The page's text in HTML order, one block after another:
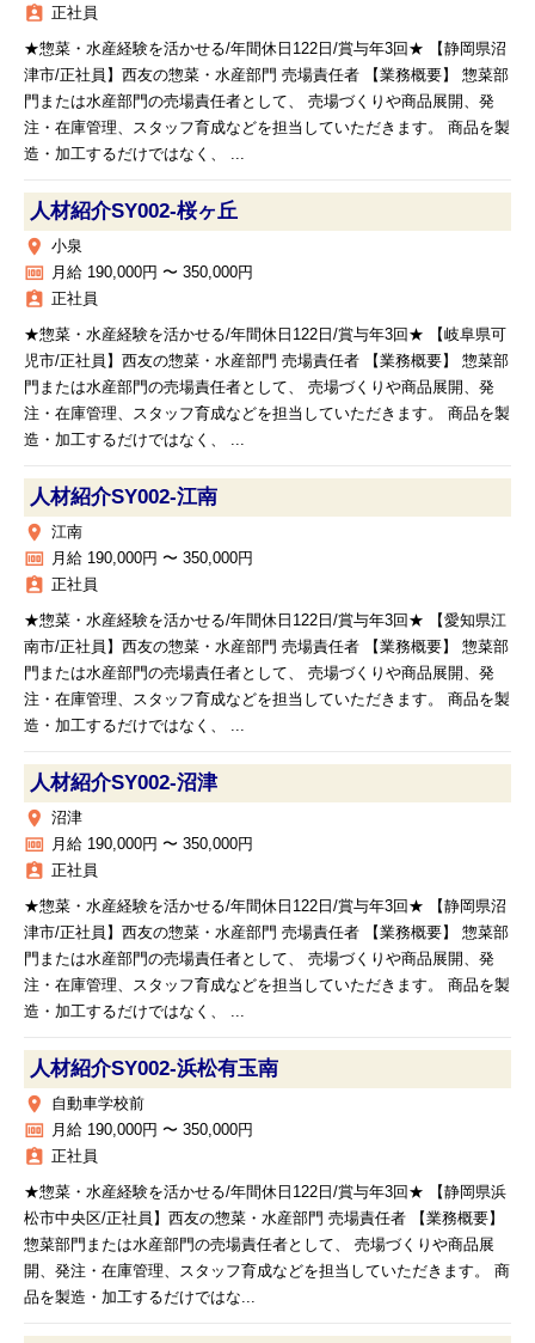
assignment_ind 正社員
★惣菜・水産経験を活かせる/年間休日122日/賞与年3回★ 【静岡県沼
津市/正社員】西友の惣菜・水産部門 売場責任者 【業務概要】 惣菜部
門または水産部門の売場責任者として、 売場づくりや商品展開、発
注・在庫管理、スタッフ育成などを担当していただきます。 商品を製
造・加工するだけではなく、 ...
人材紹介SY002‐桜ヶ丘
place 小泉
money 月給 190,000円 〜 350,000円
assignment_ind 正社員
★惣菜・水産経験を活かせる/年間休日122日/賞与年3回★ 【岐阜県可
児市/正社員】西友の惣菜・水産部門 売場責任者 【業務概要】 惣菜部
門または水産部門の売場責任者として、 売場づくりや商品展開、発
注・在庫管理、スタッフ育成などを担当していただきます。 商品を製
造・加工するだけではなく、 ...
人材紹介SY002‐江南
place 江南
money 月給 190,000円 〜 350,000円
assignment_ind 正社員
★惣菜・水産経験を活かせる/年間休日122日/賞与年3回★ 【愛知県江
南市/正社員】西友の惣菜・水産部門 売場責任者 【業務概要】 惣菜部
門または水産部門の売場責任者として、 売場づくりや商品展開、発
注・在庫管理、スタッフ育成などを担当していただきます。 商品を製
造・加工するだけではなく、 ...
人材紹介SY002‐沼津
place 沼津
money 月給 190,000円 〜 350,000円
assignment_ind 正社員
★惣菜・水産経験を活かせる/年間休日122日/賞与年3回★ 【静岡県沼
津市/正社員】西友の惣菜・水産部門 売場責任者 【業務概要】 惣菜部
門または水産部門の売場責任者として、 売場づくりや商品展開、発
注・在庫管理、スタッフ育成などを担当していただきます。 商品を製
造・加工するだけではなく、 ...
人材紹介SY002‐浜松有玉南
place 自動車学校前
money 月給 190,000円 〜 350,000円
assignment_ind 正社員
★惣菜・水産経験を活かせる/年間休日122日/賞与年3回★ 【静岡県浜
松市中央区/正社員】西友の惣菜・水産部門 売場責任者 【業務概要】
惣菜部門または水産部門の売場責任者として、 売場づくりや商品展
開、発注・在庫管理、スタッフ育成などを担当していただきます。 商
品を製造・加工するだけではな...